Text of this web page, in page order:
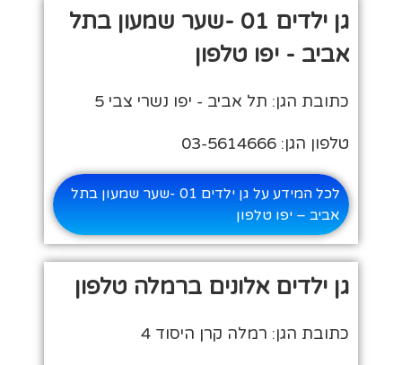
גן ילדים 01 -שער שמעון בתל
אביב - יפו טלפון
כתובת הגן: תל אביב - יפו נשרי צבי 5
טלפון הגן: 03-5614666
לכל המידע על גן ילדים 01 -שער שמעון בתל
אביב – יפו טלפון
גן ילדים אלונים ברמלה טלפון
כתובת הגן: רמלה קרן היסוד 4